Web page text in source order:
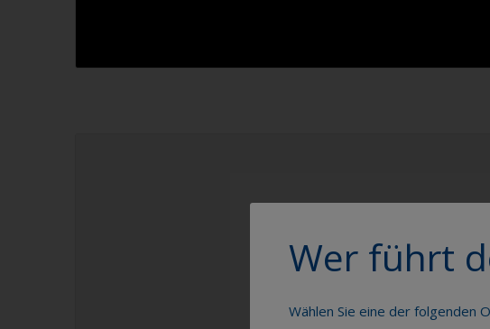
Wer führt
Wählen Sie eine der folgenden